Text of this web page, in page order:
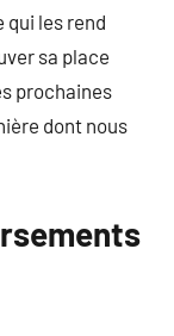
qui les rend
sa place
prochaines
dont nous